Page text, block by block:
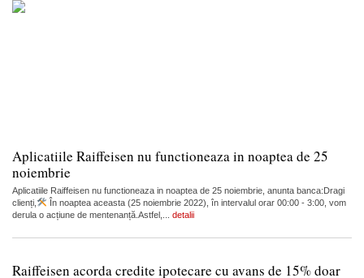
Aplicatiile Raiffeisen nu functioneaza in noaptea de 25
noiembrie
Aplicatiile Raiffeisen nu functioneaza in noaptea de 25 noiembrie, anunta banca:Dragi
clienți,
În noaptea aceasta (25 noiembrie 2022), în intervalul orar 00:00 - 3:00, vom
derula o acțiune de mentenanță.Astfel,... detalii
Raiffeisen acorda credite ipotecare cu avans de 15% doar